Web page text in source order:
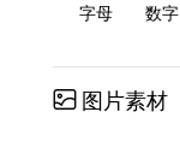
字母
数字
图片素材